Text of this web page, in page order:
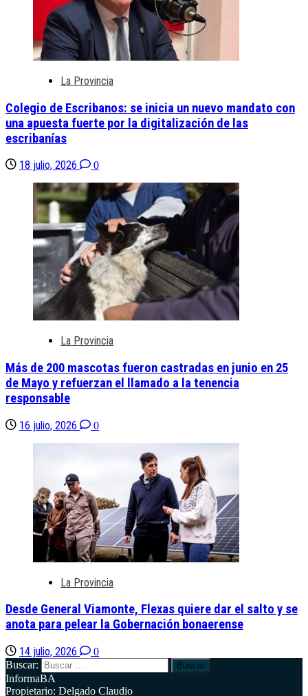
La Provincia
Colegio de Escribanos: se inicia un nuevo mandato con
una apuesta fuerte por la digitalización de las
escribanías
18 julio, 2026 0
La Provincia
Más de 200 mascotas fueron castradas en junio en 25
de Mayo y refuerzan el llamado a la tenencia
responsable
16 julio, 2026 0
La Provincia
Desde General Viamonte, Flexas quiere dar el salto y se
anota para pelear la Gobernación bonaerense
14 julio, 2026
0
Buscar:
InformaBA
Propietario: Delgado Claudio